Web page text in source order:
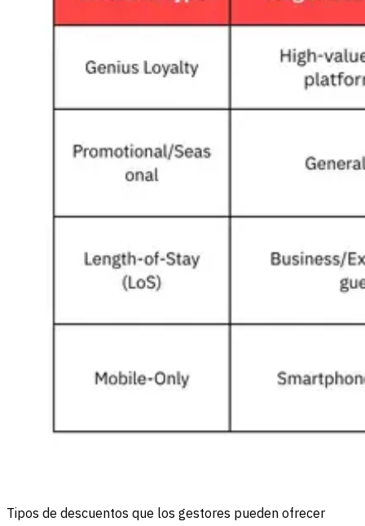
Tipos de descuentos que los gestores pueden ofrecer